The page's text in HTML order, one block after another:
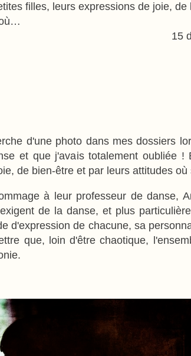
filles, leurs expressions de joie, de
15
d'une photo dans mes dossiers
et que j'avais totalement oubliée
de bien-être et par leurs attitudes
à leur professeur de danse,
de la danse, et plus
d'expression de chacune, sa
que, loin d'être chaotique,